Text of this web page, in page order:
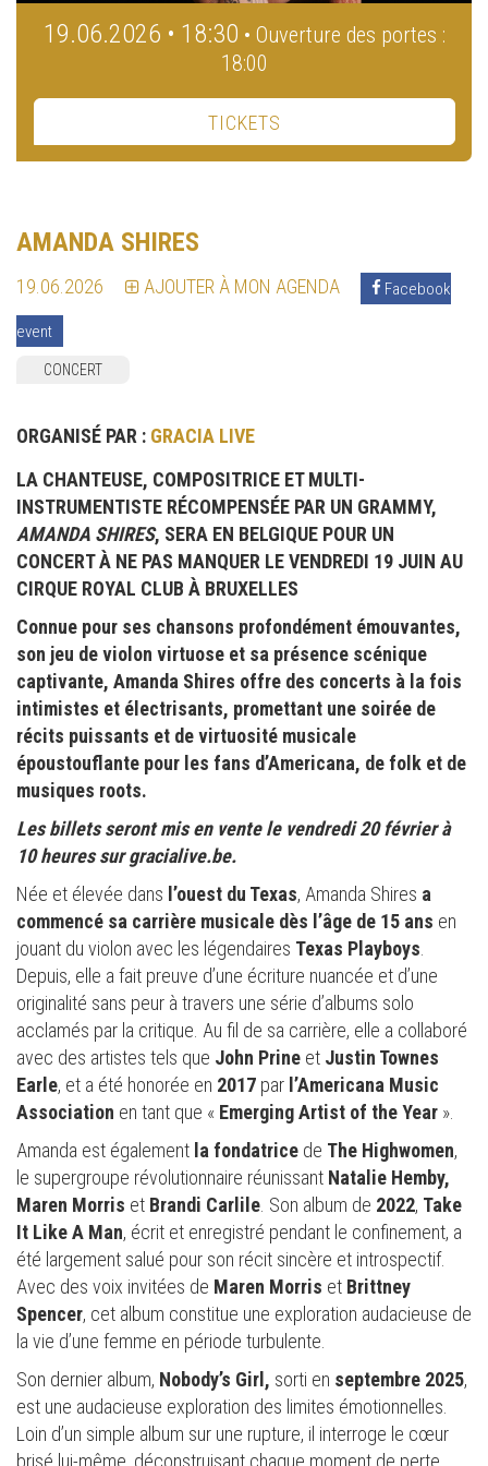
19.06.2026 • 18:30 • Ouverture des portes :
18:00
TICKETS
AMANDA SHIRES
19.06.2026 AJOUTER À MON AGENDA Facebook
event
CONCERT
ORGANISÉ PAR : GRACIA LIVE
LA CHANTEUSE, COMPOSITRICE ET MULTI-
INSTRUMENTISTE RÉCOMPENSÉE PAR UN GRAMMY,
AMANDA SHIRES, SERA EN BELGIQUE POUR UN
CONCERT À NE PAS MANQUER LE VENDREDI 19 JUIN AU
CIRQUE ROYAL CLUB À BRUXELLES
Connue pour ses chansons profondément émouvantes,
son jeu de violon virtuose et sa présence scénique
captivante, Amanda Shires offre des concerts à la fois
intimistes et électrisants, promettant une soirée de
récits puissants et de virtuosité musicale
époustouflante pour les fans d’Americana, de folk et de
musiques roots.
Les billets seront mis en vente le vendredi 20 février à
10 heures sur gracialive.be.
Née et élevée dans l’ouest du Texas, Amanda Shires a
commencé sa carrière musicale dès l’âge de 15 ans en
jouant du violon avec les légendaires Texas Playboys.
Depuis, elle a fait preuve d’une écriture nuancée et d’une
originalité sans peur à travers une série d’albums solo
acclamés par la critique. Au fil de sa carrière, elle a collaboré
avec des artistes tels que John Prine et Justin Townes
Earle, et a été honorée en 2017 par l’Americana Music
Association en tant que « Emerging Artist of the Year ».
Amanda est également la fondatrice de The Highwomen,
le supergroupe révolutionnaire réunissant Natalie Hemby,
Maren Morris et Brandi Carlile. Son album de 2022, Take
It Like A Man, écrit et enregistré pendant le confinement, a
été largement salué pour son récit sincère et introspectif.
Avec des voix invitées de Maren Morris et Brittney
Spencer, cet album constitue une exploration audacieuse de
la vie d’une femme en période turbulente.
Son dernier album, Nobody’s Girl, sorti en septembre 2025,
est une audacieuse exploration des limites émotionnelles.
Loin d’un simple album sur une rupture, il interroge le cœur